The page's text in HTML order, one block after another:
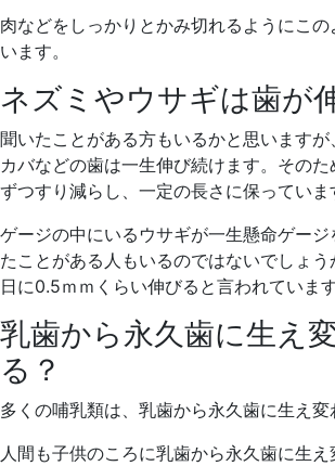
肉などをしっかりとかみ切れるようにこ
います。
ネズミやウサギは歯が
聞いたことがある方もいるかと思いますが
カバなどの歯は一生伸び続けます。その
ずつすり減らし、一定の長さに保っていま
ゲージの中にいるウサギが一生懸命ゲー
たことがある人もいるのではないでしょう
日に0.5ｍｍくらい伸びると言われています
乳歯から永久歯に生え
る？
多くの哺乳類は、乳歯から永久歯に生え変
人間も子供のころに乳歯から永久歯に生え